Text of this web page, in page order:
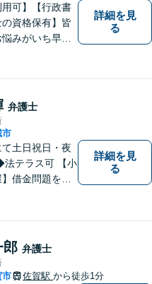
用可】【行政書
資格保有】皆
みがいち早く
、依頼者様が
すい環境作り
ます。
詳細を見
る
弁護士
市
土日祝日・夜
借金問題を中
詳細を見
る
郎 弁護士
市 佐賀駅 から徒歩1分